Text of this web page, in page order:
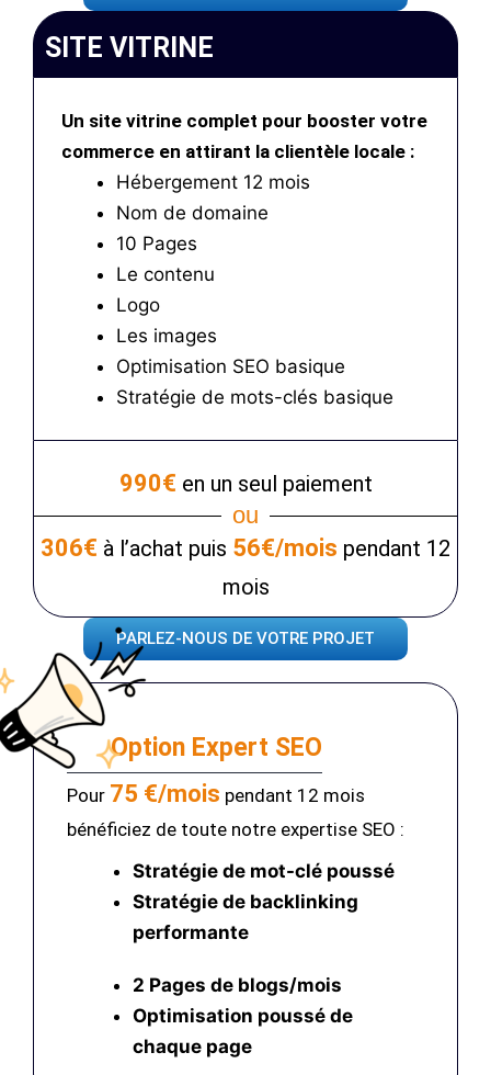
SITE VITRINE
Un site vitrine complet pour booster votre
commerce en attirant la clientèle locale :
Hébergement 12 mois
Nom de domaine
10 Pages
Le contenu
Logo
Les images
Optimisation SEO basique
Stratégie de mots-clés basique
990€ en un seul paiement
ou
306€ à l’achat puis 56€/mois pendant 12
mois
PARLEZ-NOUS DE VOTRE PROJET
Option Expert SEO
Pour 75 €/mois pendant 12 mois
bénéficiez de toute notre expertise SEO :
Stratégie de mot-clé poussé
Stratégie de backlinking
performante
2 Pages de blogs/mois
Optimisation poussé de
chaque page